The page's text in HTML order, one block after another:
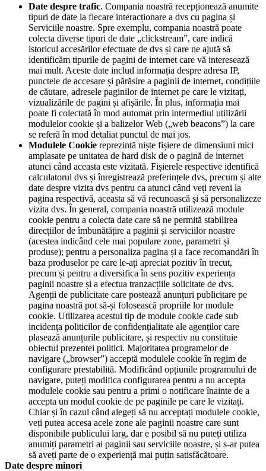
Date despre trafic. Compania noastră recepționează anumite
tipuri de date la fiecare interacționare a dvs cu pagina și
Serviciile noastre. Spre exemplu, compania noastră poate
colecta diverse tipuri de date „clickstream”, care indică
istoricul accesărilor efectuate de dvs și care ne ajută să
identificăm tipurile de pagini de internet care vă interesează
mai mult. Aceste date includ informația despre adresa IP,
punctele de accesare și părăsire a paginii de internet, condițiile
de căutare, adresele paginilor de internet pe care le vizitați,
vizualizările de pagini și afișările. În plus, informația mai
poate fi colectată în mod automat prin intermediul utilizării
modulelor cookie și a balizelor Web („web beacons”) la care
se referă în mod detaliat punctul de mai jos.
Modulele Cookie reprezintă niște fișiere de dimensiuni mici
amplasate pe unitatea de hard disk de o pagină de internet
atunci când aceasta este vizitată. Fișierele respective identifică
calculatorul dvs și înregistrează preferințele dvs, precum și alte
date despre vizita dvs pentru ca atunci când veți reveni la
pagina respectivă, aceasta să vă recunoască și să personalizeze
vizita dvs. În general, compania noastră utilizează module
cookie pentru a colecta date care să ne permită stabilirea
direcțiilor de îmbunătățire a paginii și serviciilor noastre
(acestea indicând cele mai populare zone, parametri și
produse); pentru a personaliza pagina și a face recomandări în
baza produselor pe care le-ați apreciat pozitiv în trecut,
precum și pentru a diversifica în sens pozitiv experiența
paginii noastre și a efectua tranzacțiile solicitate de dvs.
Agenții de publicitate care postează anunțuri publicitare pe
pagina noastră pot să-și folosească propriile lor module
cookie. Utilizarea acestui tip de module cookie cade sub
incidența politicilor de confidențialitate ale agenților care
plasează anunțurile publicitare, și respectiv nu constituie
obiectul prezentei politici. Majoritatea programelor de
navigare („browser”) acceptă modulele cookie în regim de
configurare prestabilită. Modificând opțiunile programului de
navigare, puteți modifica configurarea pentru a nu accepta
modulele cookie sau pentru a primi o notificare înainte de a
accepta un modul cookie de pe paginile pe care le vizitați.
Chiar și în cazul când alegeți să nu acceptați modulele cookie,
veți putea accesa acele zone ale paginii noastre care sunt
disponibile publicului larg, dar e posibil să nu puteți utiliza
anumiți parametri ai paginii sau serviciile noastre, și s-ar putea
să aveți parte de o experiență mai puțin satisfăcătoare.
Date despre minori